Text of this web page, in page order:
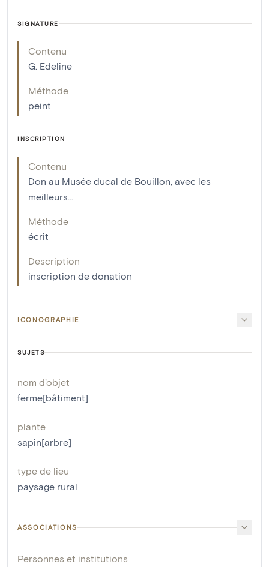
SIGNATURE
Contenu
G. Edeline
Méthode
peint
INSCRIPTION
Contenu
Don au Musée ducal de Bouillon, avec les
meilleurs...
Méthode
écrit
Description
inscription de donation
ICONOGRAPHIE
SUJETS
nom d'objet
ferme[bâtiment]
plante
sapin[arbre]
type de lieu
paysage rural
ASSOCIATIONS
Personnes et institutions